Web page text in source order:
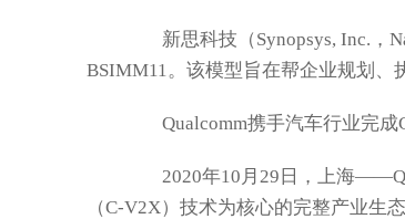
新思科技（Synopsys, Inc.，
BSIMM11。该模型旨在帮企业规划
Qualcomm携手汽车行业完成
2020年10月29日，上海
（C-V2X）技术为核心的完整产业